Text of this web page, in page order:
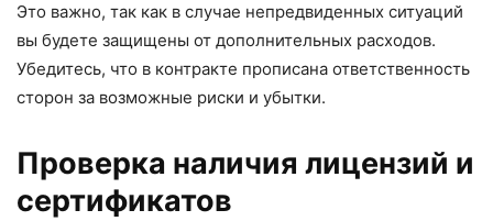
Это важно, так как в случае непредвиденных ситуаций
вы будете защищены от дополнительных расходов.
Убедитесь, что в контракте прописана ответственность
сторон за возможные риски и убытки.
Проверка наличия лицензий и
сертификатов